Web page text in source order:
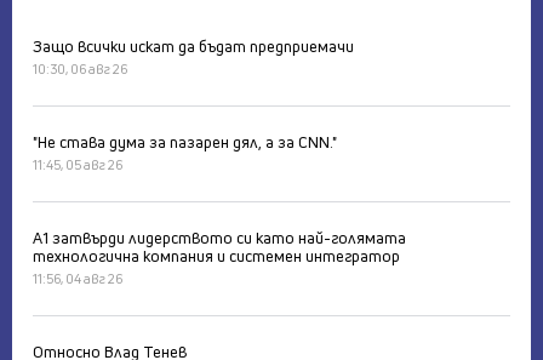
Защо всички искат да бъдат предприемачи
10:30, 06 авг 26
"Не става дума за пазарен дял, а за CNN."
11:45, 05 авг 26
А1 затвърди лидерството си като най-голямата
технологична компания и системен интегратор
11:56, 04 авг 26
Относно Влад Тенев